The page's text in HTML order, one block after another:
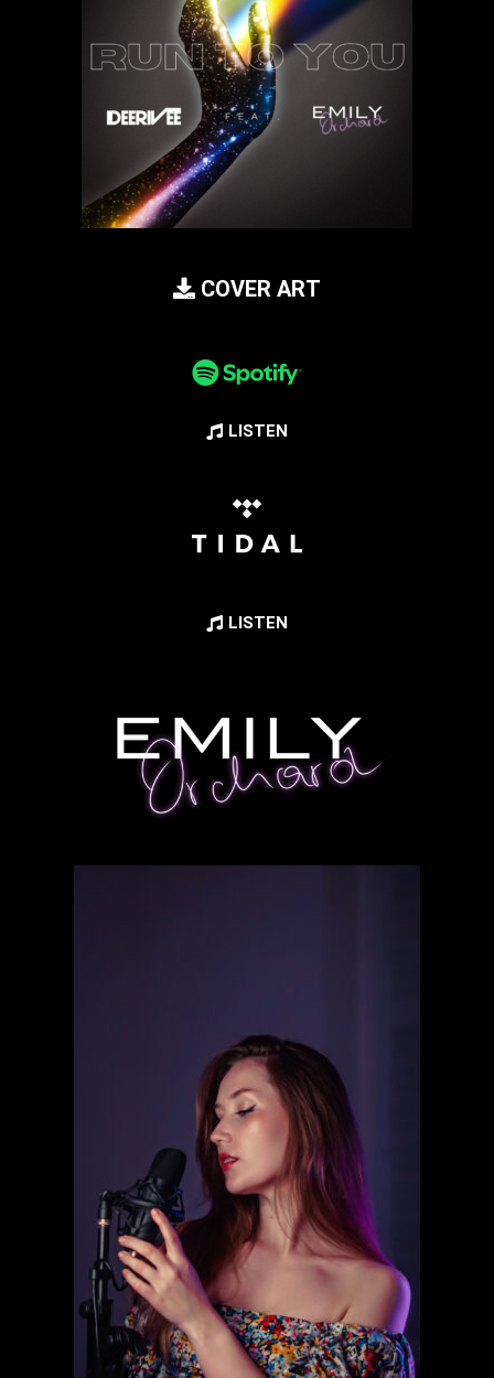
COVER ART
LISTEN
LISTEN